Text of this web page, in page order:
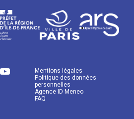
Mentions légales
Politique des données
personnelles
Agence ID Meneo
FAQ